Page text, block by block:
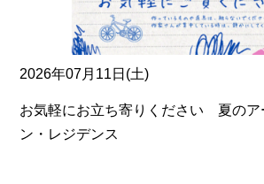
2026年07月11日(土)
お気軽にお立ち寄りください 夏のア
ン・レジデンス